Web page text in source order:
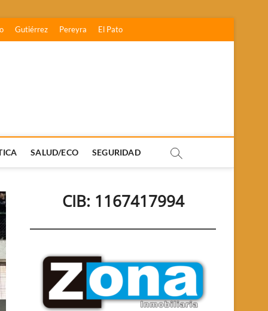
Gutiérrez Pereyra El Pato
SALUD/ECO SEGURIDAD
CIB: 1167417994